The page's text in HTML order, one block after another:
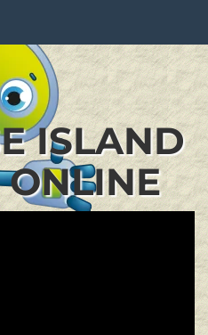
ISLAND